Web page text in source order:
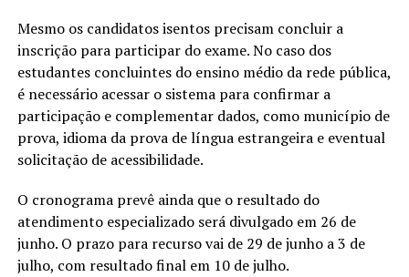
Mesmo os candidatos isentos precisam concluir a
inscrição para participar do exame. No caso dos
estudantes concluintes do ensino médio da rede pública,
é necessário acessar o sistema para confirmar a
participação e complementar dados, como município de
prova, idioma da prova de língua estrangeira e eventual
solicitação de acessibilidade.
O cronograma prevê ainda que o resultado do
atendimento especializado será divulgado em 26 de
junho. O prazo para recurso vai de 29 de junho a 3 de
julho, com resultado final em 10 de julho.